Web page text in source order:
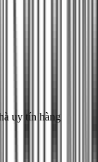
uy tín hàng